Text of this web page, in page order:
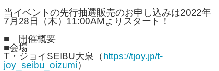
当イベントの先行抽選販売のお申し込みは2022年
7月28日（木）11:00AMよりスタート！
■ 開催概要
■会場
T・ジョイSEIBU大泉（ https://tjoy.jp/t-
joy_seibu_oizumi）